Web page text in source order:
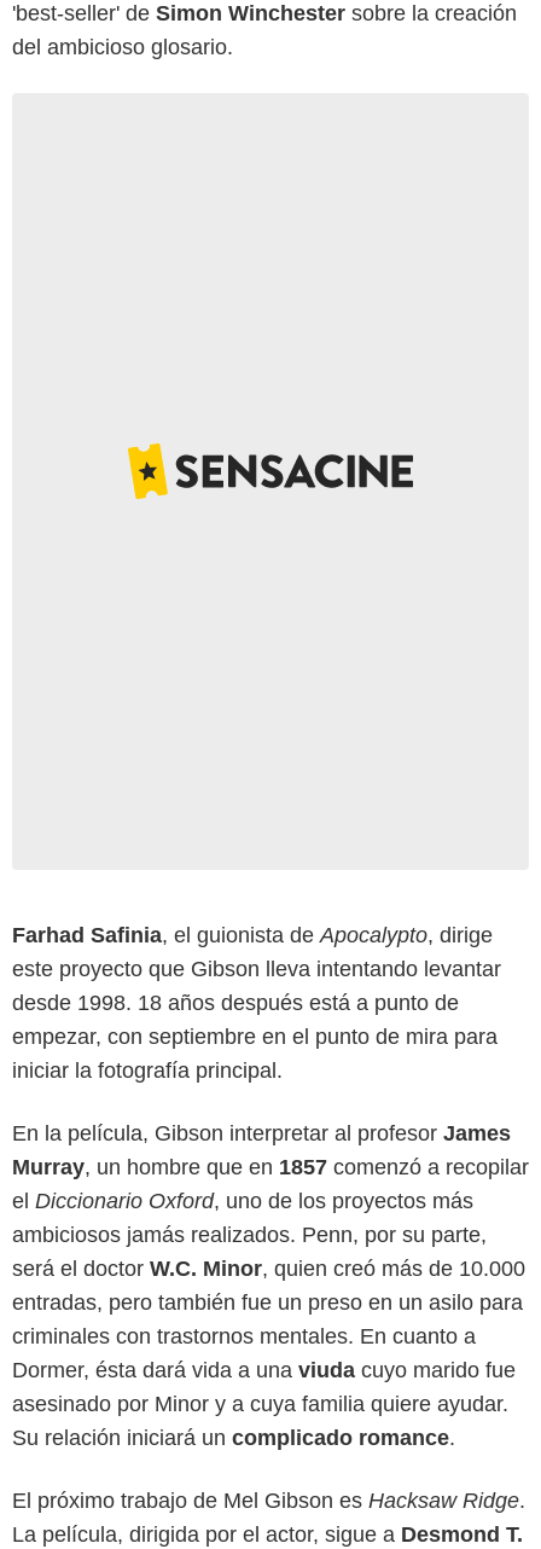
'best-seller' de Simon Winchester sobre la creación
del ambicioso glosario.
Farhad Safinia, el guionista deApocalypto, dirige
este proyecto que Gibson lleva intentando levantar
desde 1998. 18 años después está a punto de
empezar, con septiembre en el punto de mira para
iniciar la fotografía principal.
En la película, Gibson interpretar al profesor James
Murray, un hombre que en 1857 comenzó a recopilar
el Diccionario Oxford, uno de los proyectos más
ambiciosos jamás realizados. Penn, por su parte,
será el doctor W.C. Minor, quien creó más de 10.000
entradas, pero también fue un preso en un asilo para
criminales con trastornos mentales. En cuanto a
Dormer, ésta dará vida a una viuda cuyo marido fue
asesinado por Minor y a cuya familia quiere ayudar.
Su relación iniciará un complicado romance.
El próximo trabajo de Mel Gibson es Hacksaw Ridge.
La película, dirigida por el actor, sigue a Desmond T.